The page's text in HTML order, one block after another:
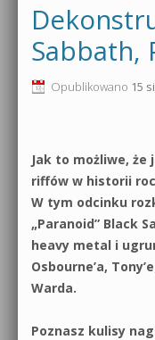
Sabbath,
Opublikowano 15
Jak to możliwe, że
riffów w historii
W tym odcinku
„Paranoid” Black
heavy metal i
Osbourne’a,
Warda.
Poznasz kulisy